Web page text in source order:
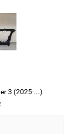
3 (2025-...)